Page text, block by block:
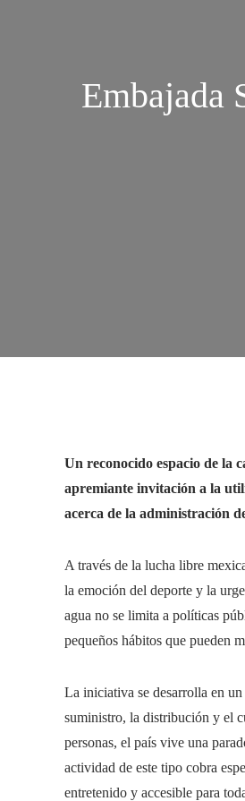
Embajada
Un reconocido espacio de la
apremiante invitación a la
acerca de la administración
A través de la lucha libre
la emoción del deporte y la
agua no se limita a políticas
pequeños hábitos que pueden
La iniciativa se desarrolla en
suministro, la distribución y el
personas, el país vive una
actividad de este tipo cobra
entretenido y accesible para